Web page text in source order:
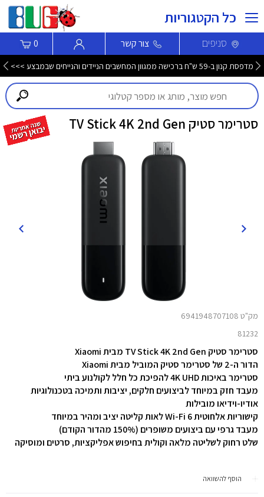
כל הקטגוריות
סניפים צור קשר 0
מדפסת קנון ב-59 ש"ח ברכישה ממגוון המחשבים הניידים והנייחים שבמבצע >>>
סטרימר סטיק TV Stick 4K 2nd Gen
מק"ט 6941948707108
81232
סטרימר סטיק TV Stick 4K 2nd Gen מבית Xiaomi
הדור ה-2 של סטרימר סטיק המוביל מבית Xiaomi
סטרימר באיכות 4K UHD להפיכת כל חלל לקולנוע ביתי
מעבד חזק במיוחד לביצועים חלקים, יציבות ותמיכה בטכנולוגיות
אודיו-וידיאו מובילות
קישוריות אלחוטית Wi-Fi 6 לאות קליטה יציב ומהיר במיוחד
מעבד גרפי עם ביצועים משופרים (150% מהדור הקודם)
שלט רחוק לשליטה מלאה וקולית בחיפוש אפליקציות, סרטים ומוסיקה
הוסף להשוואה